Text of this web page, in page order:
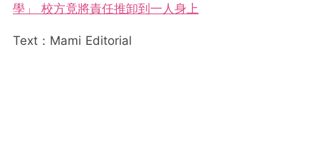
學」 校方竟將責任推卸到一人身上
Text：Mami Editorial